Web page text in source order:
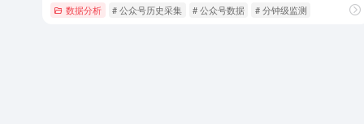
数据分析 # 公众号历史采集 # 公众号数据 # 分钟级监测